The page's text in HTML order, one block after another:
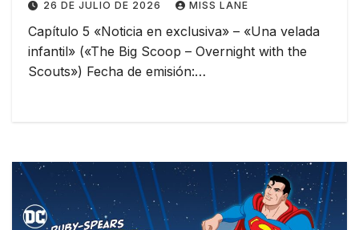
26 DE JULIO DE 2026 MISS LANE
Capítulo 5 «Noticia en exclusiva» – «Una velada
infantil» («The Big Scoop – Overnight with the
Scouts») Fecha de emisión:…